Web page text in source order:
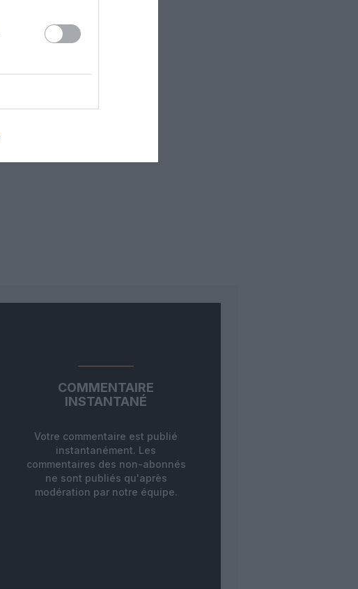
COMMENTAIRE
INSTANTANÉ
Votre commentaire est publié
instantanément. Les
commentaires des non-abonnés
ne sont publiés qu'après
modération par notre équipe.